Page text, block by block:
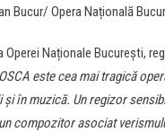
Bucur/ Opera Națională
Operei Naționale București,
este cea mai tragică
în muzică. Un regizor
compozitor asociat